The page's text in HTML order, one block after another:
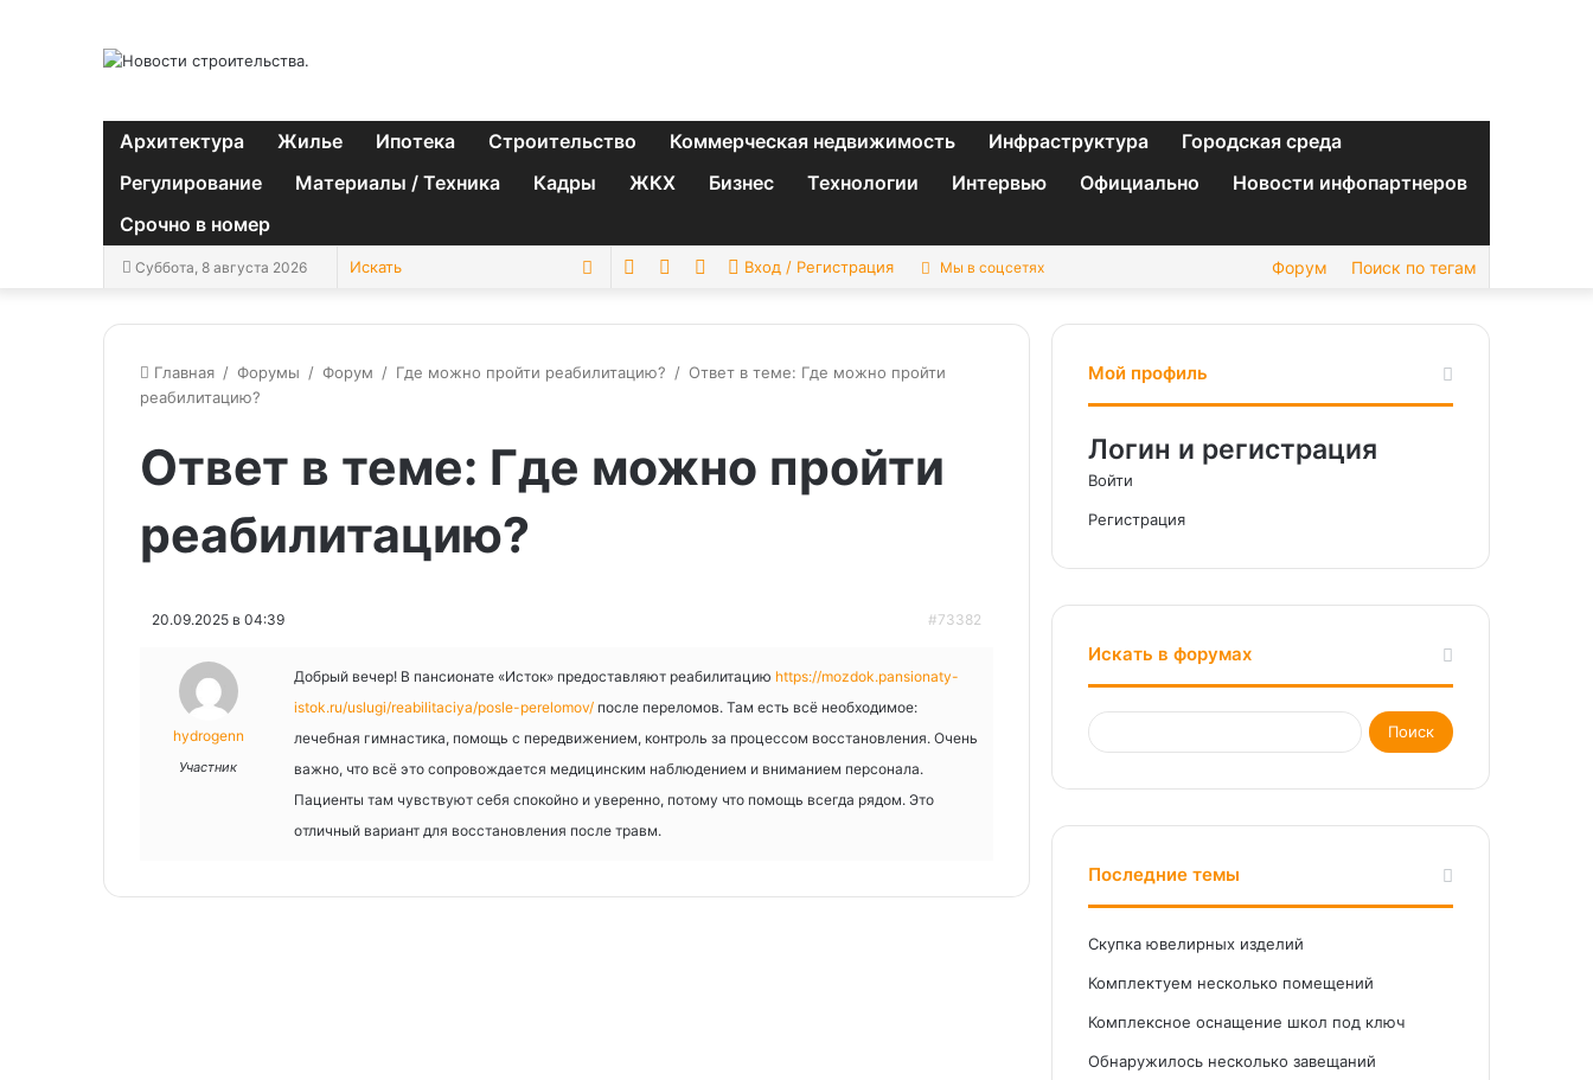
Архитектура Жилье Ипотека Строительство Коммерческая недвижимость Инфраструктура
Городская среда
Регулирование
Материалы / Техника Кадры ЖКХ Бизнес Технологии Интервью Официально
Новости инфопартнеров
Срочно в номер
Суббота, 8 августа 2026 Искать SwitchSidebarСлучайная
Вход / Регистрация Мы в соцсетях Форум Поиск по тегам
Главная / Форумы / Форум / Где можно пройти реабилитацию? / Ответ в теме: Где можно пройти
реабилитацию?
Ответ в теме: Где можно пройти
реабилитацию?
20.09.2025 в 04:39 #73382
hydrogenn
Участник
Добрый вечер! В пансионате «Исток» предоставляют реабилитацию https://mozdok.pansionaty-
istok.ru/uslugi/reabilitaciya/posle-perelomov/ после переломов. Там есть всё необходимое:
лечебная гимнастика, помощь с передвижением, контроль за процессом восстановления. Очень
важно, что всё это сопровождается медицинским наблюдением и вниманием персонала.
Пациенты там чувствуют себя спокойно и уверенно, потому что помощь всегда рядом. Это
отличный вариант для восстановления после травм.
Мой профиль
Логин и регистрация
Войти
Регистрация
Искать в форумах
Последние темы
Скупка ювелирных изделий
Комплектуем несколько помещений
Комплексное оснащение школ под ключ
Обнаружилось несколько завещаний